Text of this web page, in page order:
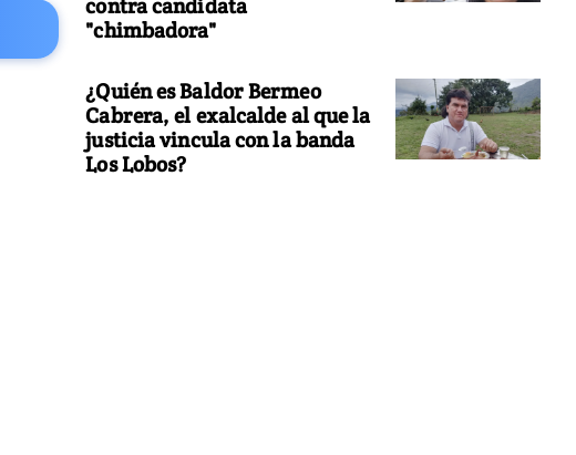
contra candidata
"chimbadora"
¿Quién es Baldor Bermeo
Cabrera, el exalcalde al que la
justicia vincula con la banda
Los Lobos?